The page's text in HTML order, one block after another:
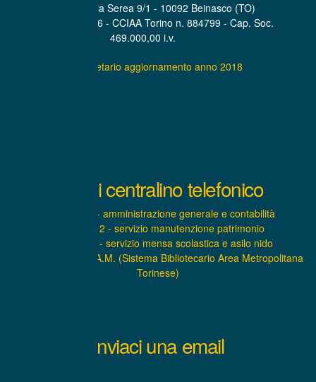
Sede Legale Via Serea 9/1 - 10092 Beinasco (TO)
P.IVA. 07319600016 - CCIAA Torino n. 884799 - Cap. Soc.
469.000,00 i.v.
Statuto societario aggiornamento anno 2018
Interni centralino telefonico
INTERNO 1 - amministrazione generale e contabilità
INTERNO 2 - servizio manutenzione patrimonio
INTERNO 3 - servizio mensa scolastica e asilo nido
INTERNO 4 – S.B.A.M. (Sistema Bibliotecario Area Metropolitana
Torinese)
Inviaci una email